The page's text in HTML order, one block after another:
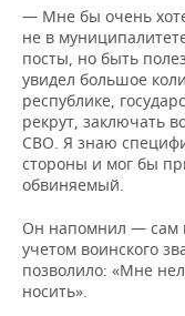
— Мне бы очень
не в
посты, но быть
увидел большое
республике,
рекрут, заключать
СВО. Я знаю
стороны и мог бы
обвиняемый.
Он напомнил — сам
учетом воинского
позволило: «Мне
носить».